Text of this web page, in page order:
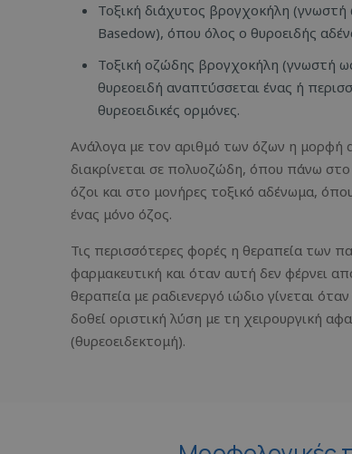
Τοξική διάχυτος βρογχοκήλη
Basedow), όπου όλος ο θυροειδής
Τοξική οζώδης βρογχοκήλη (γνωστή
θυρεοειδή αναπτύσσεται ένας ή
θυρεοειδικές ορμόνες.
Ανάλογα με τον αριθμό των όζων η μορφή
διακρίνεται σε πολυοζώδη, όπου πάνω
όζοι και στο μονήρες τοξικό αδένωμα,
ένας μόνο όζος.
Τις περισσότερες φορές η θεραπεία των
φαρμακευτική και όταν αυτή δεν φέρνει
θεραπεία με ραδιενεργό ιώδιο γίνεται
δοθεί οριστική λύση με τη χειρουργική
(θυρεοειδεκτομή).